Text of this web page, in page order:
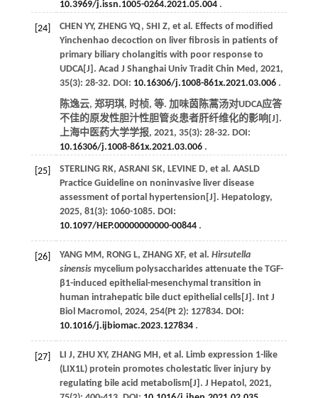
10.3969/j.issn.1005-0264.2021.05.004.
[24] CHEN YY, ZHENG YQ, SHI Z, et al . Effects of modified
Yinchenhao decoction on liver fibrosis in patients of
primary biliary cholangitis with poor response to
UDCA[J]. Acad J Shanghai Univ Tradit Chin Med , 2021,
35(3): 28-32. DOI: 10.16306/j.1008-861x.2021.03.006.
陈逸云, 郑玥琪, 时桢, 等. 加味茵陈蒿汤对UDCA应答
不佳的原发性胆汁性胆管炎患者肝纤维化的影响[J].
上海中医药大学学报, 2021, 35(3): 28-32. DOI:
10.16306/j.1008-861x.2021.03.006.
[25] STERLING RK, ASRANI SK, LEVINE D, et al . AASLD
Practice Guideline on noninvasive liver disease
assessment of portal hypertension[J]. Hepatology,
2025, 81(3): 1060-1085. DOI:
10.1097/HEP.00000000000-00844.
[26] YANG MM, RONG L, ZHANG XF, et al . Hirsutella
sinensismycelium polysaccharides attenuate the TGF-
β1-induced epithelial-mesenchymal transition in
human intrahepatic bile duct epithelial cells[J]. Int J
Biol Macromol , 2024, 254(Pt 2): 127834. DOI:
10.1016/j.ijbiomac.2023.127834.
[27] LI J, ZHU XY, ZHANG MH, et al . Limb expression 1-like
(LIX1L) protein promotes cholestatic liver injury by
regulating bile acid metabolism[J]. J Hepatol , 2021,